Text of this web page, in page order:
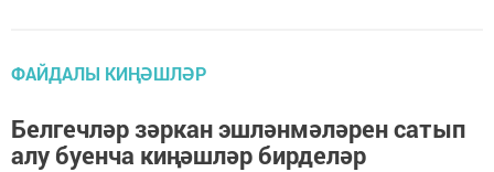
ФАЙДАЛЫ КИҢӘШЛӘР
Белгечләр зәркан эшләнмәләрен сатып
алу буенча киңәшләр бирделәр